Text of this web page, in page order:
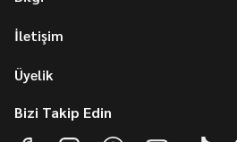
İletişim
Üyelik
Bizi Takip Edin